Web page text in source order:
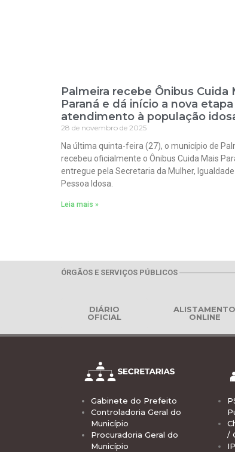
Palmeira recebe Ônibus Cuida
Paraná e dá início a nova
atendimento à população
28 de novembro de 2025
Na última quinta-feira (27), o município de
recebeu oficialmente o Ônibus Cuida Mais
entregue pela Secretaria da Mulher, Igualdade
Pessoa Idosa.
Leia mais »
ÓRGÃOS E SERVIÇOS PÚBLICOS
DIÁRIO
OFICIAL
ALISTAMENTO
ONLINE
Gabinete do Prefeito
Controladoria Geral do
Município
Procuradoria Geral do
Município
/